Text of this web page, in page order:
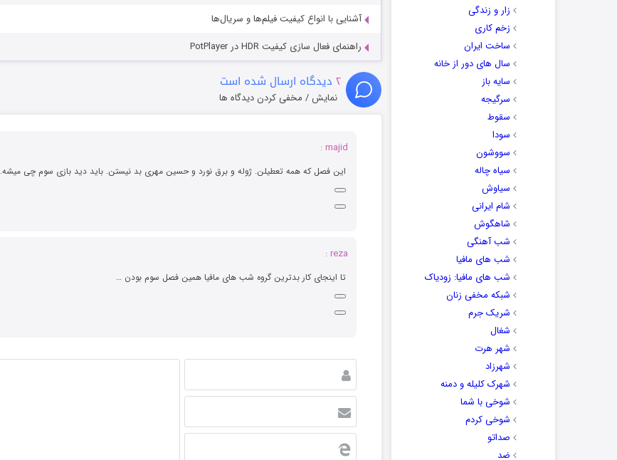
زار و زندگی
زخم کاری
ساخت ایران
سال های دور از خانه
سایه باز
سرگیجه
سقوط
سودا
سووشون
سیاه چاله
سیاوش
شام ایرانی
شاهگوش
شب آهنگی
شب های مافیا
شب های مافیا: زودیاک
شبکه مخفی زنان
شریک جرم
شغال
شهر هرت
شهرزاد
شهرک کلیله و دمنه
شوخی با شما
شوخی کردم
صداتو
ضد
آشنایی با انواع کیفیت فیلم‌ها و سریال‌ها
راهنمای فعال سازی کیفیت HDR در PotPlayer
۲ دیدگاه ارسال شده است
نمایش / مخفی کردن دیدگاه ها
majid :
این فصل که همه تعطیلن. ژوله و برق نورد و حسین مهری بد نیستن. باید دید بازی سوم چی میشه.
reza :
تا اینجای کار بدترین گروه شب های مافیا همین فصل سوم بودن …